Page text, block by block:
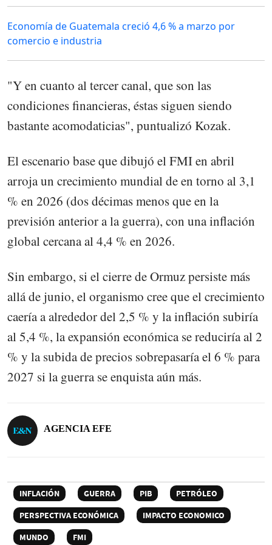
Economía de Guatemala creció 4,6 % a marzo por
comercio e industria
"Y en cuanto al tercer canal, que son las
condiciones financieras, éstas siguen siendo
bastante acomodaticias", puntualizó Kozak.
El escenario base que dibujó el FMI en abril
arroja un crecimiento mundial de en torno al 3,1
% en 2026 (dos décimas menos que en la
previsión anterior a la guerra), con una inflación
global cercana al 4,4 % en 2026.
Sin embargo, si el cierre de Ormuz persiste más
allá de junio, el organismo cree que el crecimiento
caería a alrededor del 2,5 % y la inflación subiría
al 5,4 %, la expansión económica se reduciría al 2
% y la subida de precios sobrepasaría el 6 % para
2027 si la guerra se enquista aún más.
AGENCIA EFE
INFLACIÓN GUERRA PIB
PETRÓLEO
PERSPECTIVA ECONÓMICA
IMPACTO ECONOMICO
MUNDO
FMI